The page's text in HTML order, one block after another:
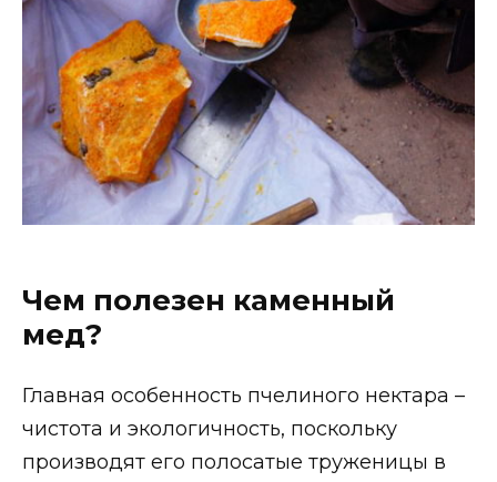
Чем полезен каменный
мед?
Главная особенность пчелиного нектара –
чистота и экологичность, поскольку
производят его полосатые труженицы в